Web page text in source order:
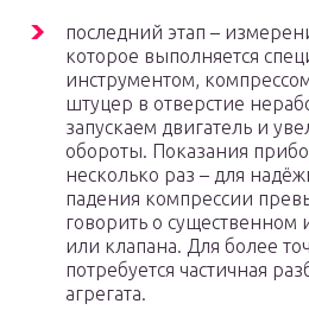
последний этап –
которое выполняется
инструментом,
штуцер в отверстие
запускаем двигатель и
обороты. Показания
несколько раз – для
падения компрессии
говорить о существенном
или клапана. Для более
потребуется частичная
агрегата.